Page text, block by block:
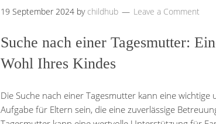
19 September 2024 by childhub Leave a Comment
Suche nach einer Tagesmutter:
Wohl Ihres Kindes
Die Suche nach einer Tagesmutter kann eine
Aufgabe für Eltern sein, die eine zuverlässige